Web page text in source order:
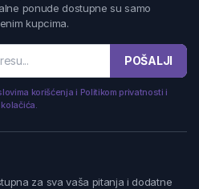
ponude dostupne su samo
kupcima.
POŠALJI
korišćenja i Politikom privatnosti i
kolačića.
za sva vaša pitanja i dodatne